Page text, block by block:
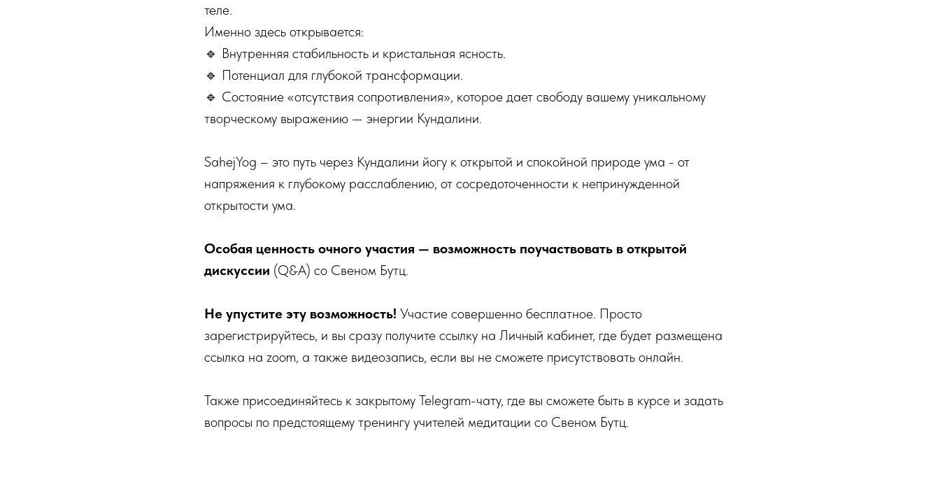
теле.
Именно здесь открывается:
🔹 Внутренняя стабильность и кристальная ясность.
🔹 Потенциал для глубокой трансформации.
🔹 Состояние «отсутствия сопротивления», которое дает свободу вашему уникальному
творческому выражению — энергии Кундалини.
SahejYog – это путь через Кундалини йогу к открытой и спокойной природе ума - от
напряжения к глубокому расслаблению, от сосредоточенности к непринужденной
открытости ума.
Особая ценность очного участия — возможность поучаствовать в открытой
дискуссии (Q&A) со Свеном Бутц.
Не упустите эту возможность! Участие совершенно бесплатное. Просто
зарегистрируйтесь, и вы сразу получите ссылку на Личный кабинет, где будет размещена
ссылка на zoom, а также видеозапись, если вы не сможете присутствовать онлайн.
Также присоединяйтесь к закрытому Telegram-чату, где вы сможете быть в курсе и задать
вопросы по предстоящему тренингу учителей медитации со Свеном Бутц.